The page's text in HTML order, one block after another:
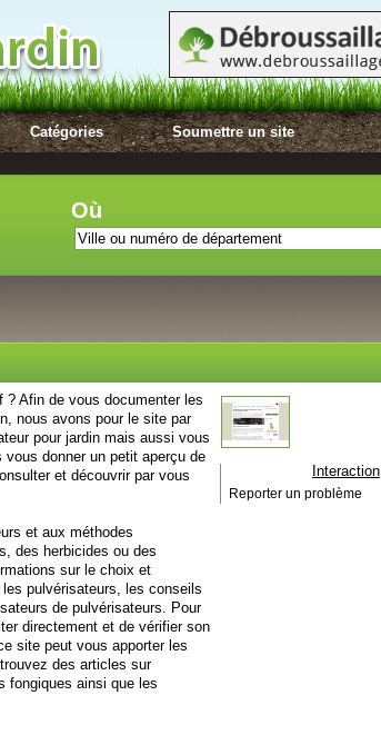
Catégories Soumettre un site
Où
? Afin de vous documenter les
nous avons pour le site par
pour jardin mais aussi vous
donner un petit aperçu de
et découvrir par vous
et aux méthodes
des herbicides ou des
sur le choix et
pulvérisateurs, les conseils
de pulvérisateurs. Pour
directement et de vérifier son
site peut vous apporter les
des articles sur
fongiques ainsi que les
Interaction
Reporter un problème